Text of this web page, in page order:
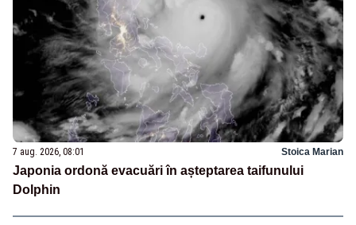
7 aug. 2026, 08:01 Stoica Marian
Japonia ordonă evacuări în așteptarea taifunului
Dolphin